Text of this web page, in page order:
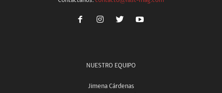
NUESTRO EQUIPO
Jimena Cárdenas